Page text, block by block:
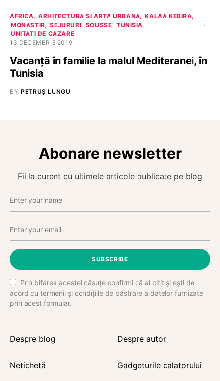
AFRICA ARHITECTURA SI ARTA URBANA
KALAA KEBIRA
MONASTIR
SEJURURI SOUSSE
TUNISIA
UNITATI DE CAZARE
13 DECEMBRIE 2019
Vacanță în familie la malul Mediteranei, în
Tunisia
BY PETRUȘ LUNGU
Abonare newsletter
Fii la curent cu ultimele articole publicate pe blog
SUBSCRIBE
Prin bifarea acestei căsuțe confirmi că ai citit și ești de
acord cu termenii și condițiile de păstrare a datelor furnizate
prin acest formular.
Despre blog Despre autor
Netichetă Gadgeturile calatorului